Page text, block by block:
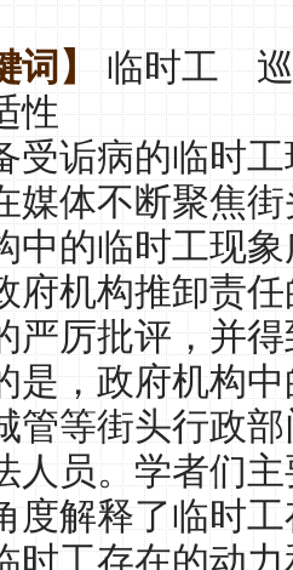
词】 临时工
性
病的临时工
媒体不断聚焦
中的临时工现
府机构推卸责
严厉批评，并
是，政府机构
管等街头行政
人员。学者们
度解释了临时
时工存在的动